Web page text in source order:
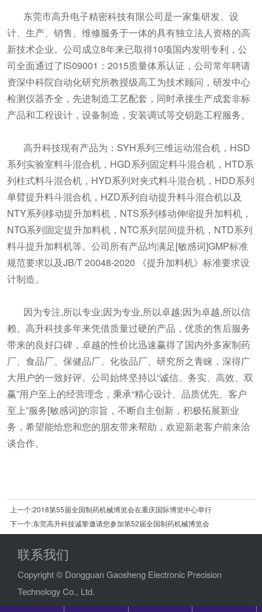
东莞市高升电子精密科技有限公司是一家集研发、设
计、生产、销售、维修服务于一体的具有独立法人资格的高
新技术企业。公司成立8年来已取得10项国内发明专利，公
司全面通过了IS09001：2015质量体系认证，公司常年聘请
资深中科院自动化研究所教授级高工为技术顾问，研发中心
检测仪器齐全，先进制造工艺配套，同时承接生产成套非标
产品和工程设计，设备制造，安装调试等交钥匙工程服务。
高升科技现有产品为：SYH系列三维运动混合机，HSD
系列实验室料斗混合机，HGD系列固定料斗混合机，HTD系
列柱式料斗混合机，HYD系列对夹式料斗混合机，HDD系列
单臂提升料斗混合机，HZD系列自动提升料斗混合机以及
NTY系列移动提升加料机，NTS系列移动伸缩提升加料机，
NTG系列固定提升加料机，NTC系列层间提升机，NTD系列
料斗提升加料机等。公司所有产品均满足[敏感词]GMP标准
规范要求以及JB/T 20048-2020 《提升加料机》标准要求设
计制造。
因为专注,所以专业;因为专业,所以卓越;因为卓越,所以信
赖。高升科技多年来凭借质量过硬的产品，优质的售后服务
带来的良好口碑，卓越的性价比迅速赢得了国内外多家制药
厂、食品厂、保健品厂、化妆品厂、研究所之青睐，深得广
大用户的一致好评。公司始终坚持以“诚信、务实、高效、双
赢”用户至上的经营理念，秉承“精心设计、品质优先、客户
至上”服务[敏感词]的宗旨，不断自主创新，积极拓展新业
务，希望能给您和您的朋友带来帮助，欢迎新老客户前来洽
谈合作。
上一个:2018第55届全国制药机械博览会在重庆国际博览中心举行
下一个:东莞高升科技诚挚邀请您参加第52届全国制药机械博览会
联系我们
Copyright © Dongguan Gaosheng Electronic Precision
Technology Co., Ltd.